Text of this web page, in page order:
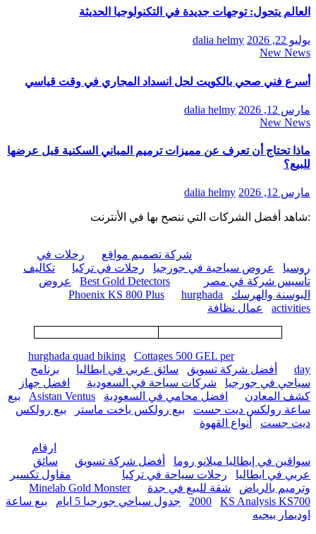
العالم يتحول: توجهات جديدة في التكنولوجيا الحديثة
يوليو 22, 2026
dalia helmy
New News
أسرع فني صحي بالكويت لحل انسداد المجاري في وقت قياسي
مارس 12, 2026
dalia helmy
New News
ماذا تحتاج أن تعرف عن مميزات ترميم المباني السكنية قبل عرضها
للبيع؟
مارس 12, 2026 dalia helmy
:شاهد أفضل الشركات التي ننصح بها في الأنترنت
شركة تصميم مواقع
رحلات في
روسيا
عروض سياحية في جورجيا رحلات في تركيا
تكاليف
تأسيس شركة في مصر
Best Gold Detectors
عروض
البوسنة والهرسك
Phoenix KS 800 Plus
hurghada
activities
عمال نظافة
hurghada quad biking
Cottages 500 GEL per
day
أفضل شركة تسويق سائق عربي في ايطاليا
برنامج
سياحي في جورجيا
شركات سياحة في السعودية
افضل جهاز
كشف المعادن
افضل محامي في السعودية Asistan Ventus
بيع
ساعة رولكس ديت جست
بيع رولكس ياخت ماستر
بيع رولكس
ديت جست
أنواع القهوة
ارقام
سواقين في إيطاليا ميلانو روما
أفضل شركة تسويق
سائق
عربي في ايطاليا
رحلات سياحة في تركيا
مقاول تكسير
وترميم بالرياض
شقة للبيع في جدة
Minelab Gold Monster
2000
KS Analysis KS700 جدول سياحي جورجيا 5 ايام
بيع ساعة
اوديمار بيجيه